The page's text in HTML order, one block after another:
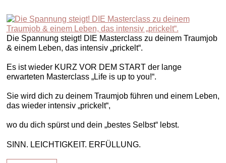
Die Spannung steigt! DIE Masterclass zu deinem Traumjob
& einem Leben, das intensiv „prickelt“.
Es ist wieder KURZ VOR DEM START der lange
erwarteten Masterclass „Life is up to you!“.
Sie wird dich zu deinem Traumjob führen und einem Leben,
das wieder intensiv „prickelt“,
wo du dich spürst und dein „bestes Selbst“ lebst.
SINN. LEICHTIGKEIT. ERFÜLLUNG.